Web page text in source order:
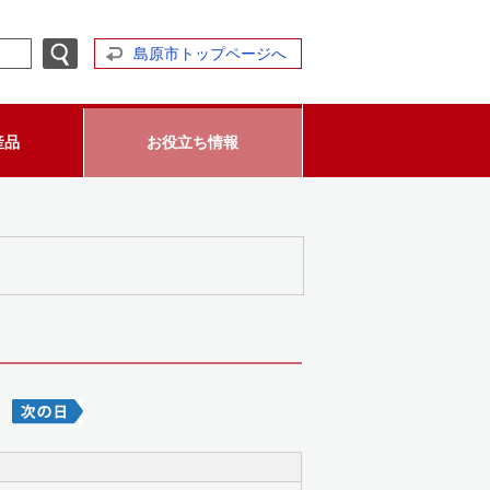
島原市トップページへ
品 お役立ち情報